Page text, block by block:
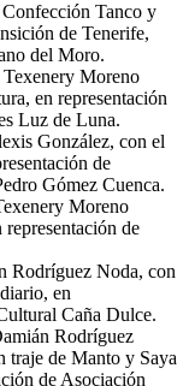
Tanco y
de Tenerife,
del Moro.
Moreno
en representación
Luz de Luna.
González, con el
de
Gómez Cuenca.
Moreno
de
Rodríguez Noda, con
en
Caña Dulce.
Rodríguez
traje de Manto y Saya
de Asociación